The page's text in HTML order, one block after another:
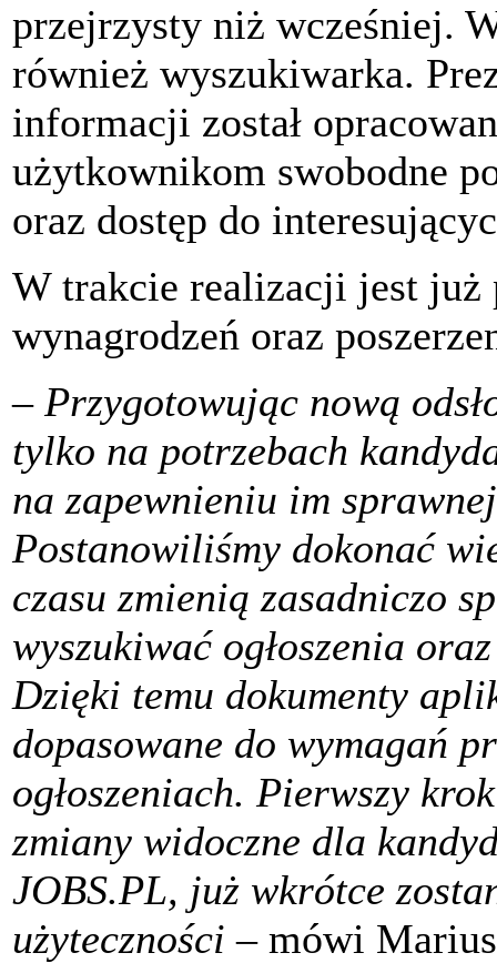
przejrzysty niż wcześniej.
również wyszukiwarka.
informacji został
użytkownikom swobodne
oraz dostęp do
W trakcie realizacji jest już
wynagrodzeń oraz
– Przygotowując nową
tylko na potrzebach
na zapewnieniu im
Postanowiliśmy dokonać
czasu zmienią zasadniczo
wyszukiwać ogłoszenia
Dzięki temu dokumenty
dopasowane do wymagań
ogłoszeniach. Pierwszy
zmiany widoczne dla
JOBS.PL, już wkrótce
użyteczności – mówi